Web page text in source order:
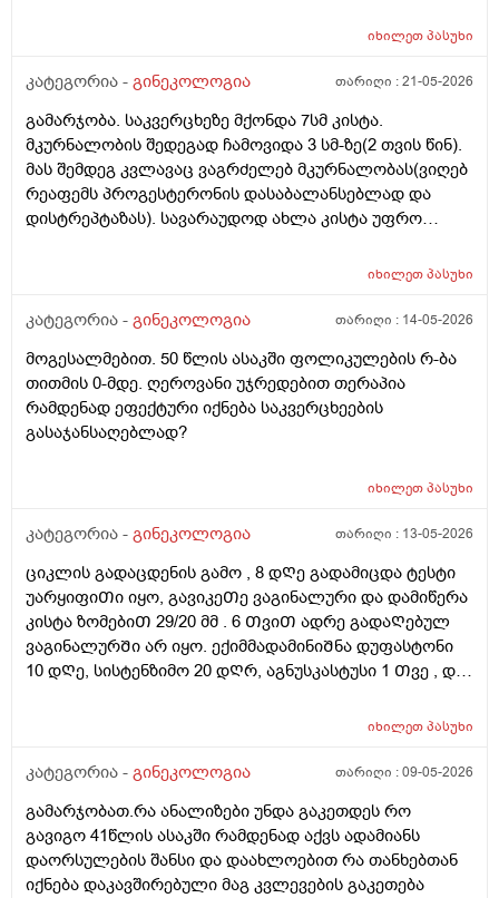
მაინტერესებს პირიდან ამომდის რაღაცნაირი სუნი
იყოს?
იხილეთპასუხი
კატეგორია - გინეკოლოგია თარიღი :21-05-2026
გამარჯობა. საკვერცხეზე მქონდა 7სმ კისტა.
მკურნალობის შედეგად ჩამოვიდა 3 სმ-ზე(2 თვის წინ).
მას შემდეგ კვლავაც ვაგრძელებ მკურნალობას(ვიღებ
რეაფემს პროგესტერონის დასაბალანსებლად და
დისტრეპტაზას). სავარაუდოდ ახლა კისტა უფრო
ვიზიტი) მსურს აპარატული მასაჟის - ენდოსფერო
კეთდება და ვიბრაციის მეშვეობით აუმჯობესებს
მაინტერესებს, მუცლის არეზე დასაშვებია ეს
პროცედურა?
იხილეთპასუხი
კატეგორია - გინეკოლოგია თარიღი : 14-05-2026
მოგესალმებით. 50 წლის ასაკში ფოლიკულების რ-ბა
თითმის 0-მდე. ღეროვანი უჯრედებით თერაპია
რამდენად ეფექტური იქნება საკვერცხეების
გასაჯანსაღებლად?
იხილეთპასუხი
კატეგორია - გინეკოლოგია თარიღი : 13-05-2026
ციკლის გადაცდენის გამო , 8 დᲦე გადამიცდა ტესტი
უარყიფიᲗი იყო, გავიკეᲗე ვაგინალური და დამიწერა
კისტა ზომებიᲗ 29/20 მმ . 6 ᲗვიᲗ ადრე გადაᲦებულ
ვაგინალურᲨი არ იყო. ექიმმადამინიᲨნა დუფასტონი
10 დᲦე, სისტენზიმო 20 დᲦრ, აგნუსკასტუსი 1 Თვე , და
რამდენადსაყურადᲦებოა და Თუ დაეხმარება ეს
იხილეთპასუხი
კატეგორია - გინეკოლოგია თარიღი :09-05-2026
გამარჯობათ.რა ანალიზები უნდა გაკეთდეს რო
გავიგო 41წლის ასაკში რამდენად აქვს ადამიანს
დაორსულების შანსი და დაახლოებით რა თანხებთან
იქნება დაკავშირებული მაგ კვლევების გაკეთება